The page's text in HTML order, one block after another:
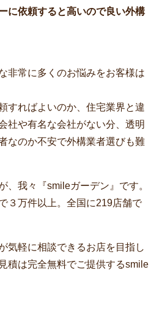
に依頼すると高いので良い外構
非常に多くのお悩みをお客様は
すればよいのか、住宅業界と違
社や有名な会社がない分、透明
なのか不安で外構業者選びも難
、我々『smileガーデン』です。
３万件以上。全国に219店舗で
気軽に相談できるお店を目指し
積は完全無料でご提供するsmile